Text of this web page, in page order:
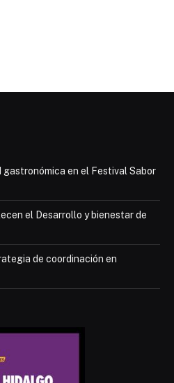
en el Festival Sabor
el Desarrollo y bienestar de
de coordinación en